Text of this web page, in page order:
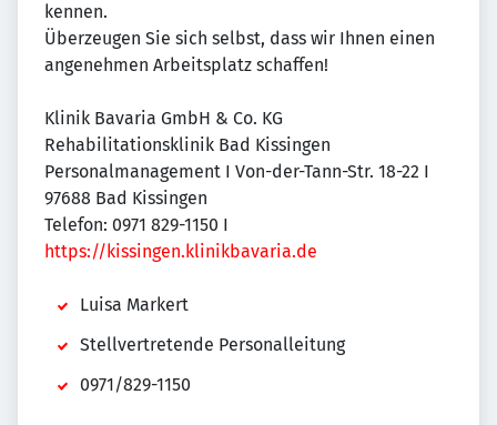
kennen.
Überzeugen Sie sich selbst, dass wir Ihnen einen
angenehmen Arbeitsplatz schaffen!
Klinik Bavaria GmbH & Co. KG
Rehabilitationsklinik Bad Kissingen
Personalmanagement I Von-der-Tann-Str. 18-22 I
97688 Bad Kissingen
Telefon: 0971 829-1150 I
https://kissingen.klinikbavaria.de
Luisa Markert
Stellvertretende Personalleitung
0971/829-1150